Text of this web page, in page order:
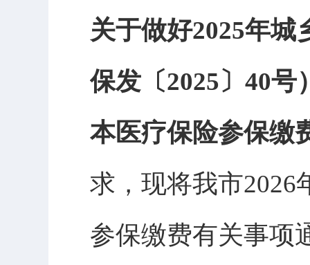
关于做好2025年城
保发〔2025〕40
本医疗保险参保缴
求，现将我市2026
参保缴费有关事项